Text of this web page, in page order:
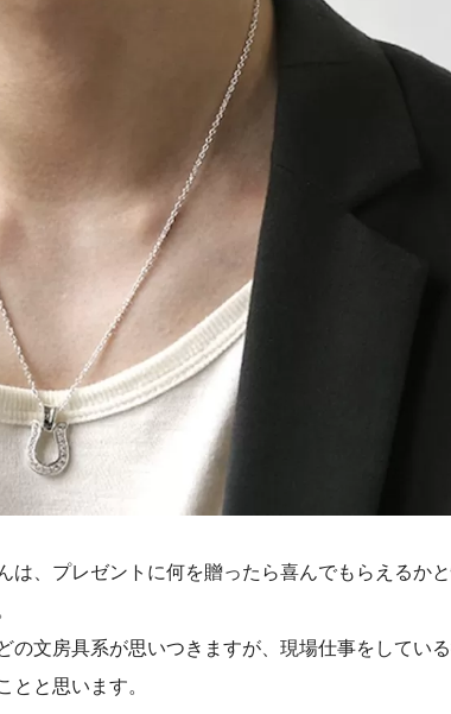
は、プレゼントに何を贈ったら喜んでもらえるか
の文房具系が思いつきますが、現場仕事をしてい
とと思います。